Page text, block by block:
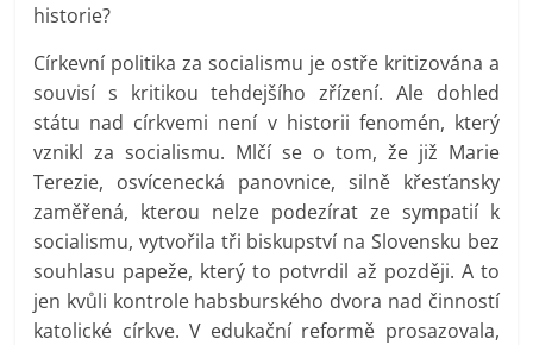
historie?
Církevní politika za socialismu je ostře kritizována a
souvisí s kritikou tehdejšího zřízení. Ale dohled
státu nad církvemi není v historii fenomén, který
vznikl za socialismu. Mlčí se o tom, že již Marie
Terezie, osvícenecká panovnice, silně křesťansky
zaměřená, kterou nelze podezírat ze sympatií k
socialismu, vytvořila tři biskupství na Slovensku bez
souhlasu papeže, který to potvrdil až později. A to
jen kvůli kontrole habsburského dvora nad činností
katolické církve. V edukační reformě prosazovala,